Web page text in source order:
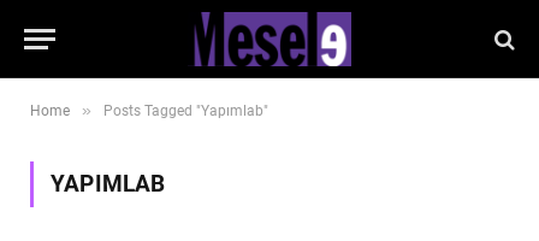
Home » Posts Tagged "Yapımlab"
YAPIMLAB